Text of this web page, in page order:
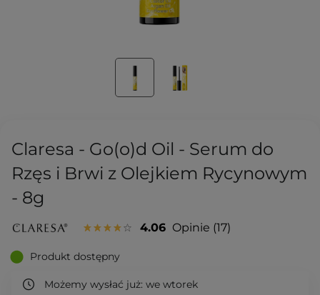
Claresa - Go(o)d Oil - Serum do
Rzęs i Brwi z Olejkiem Rycynowym
- 8g
4.06 Opinie 17
Produkt dostępny
Możemy wysłać już: we wtorek